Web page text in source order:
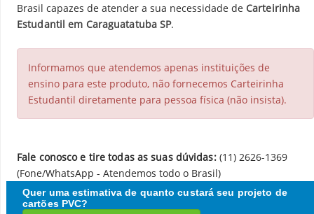
Brasil capazes de atender a sua necessidade de Carteirinha
Estudantil em Caraguatatuba SP.
Informamos que atendemos apenas instituições de
ensino para este produto, não fornecemos Carteirinha
Estudantil diretamente para pessoa física (não insista).
Fale conosco e tire todas as suas dúvidas: (11) 2626-1369
(Fone/WhatsApp - Atendemos todo o Brasil)
Quer uma estimativa de quanto custará seu projeto de
cartões PVC?